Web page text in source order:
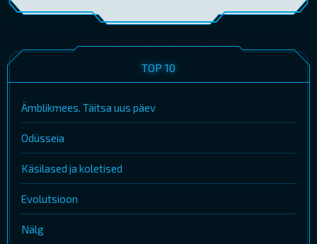
TOP 10
Ämblikmees. Täitsa uus päev
Odüsseia
Käsilased ja koletised
Evolutsioon
Nälg